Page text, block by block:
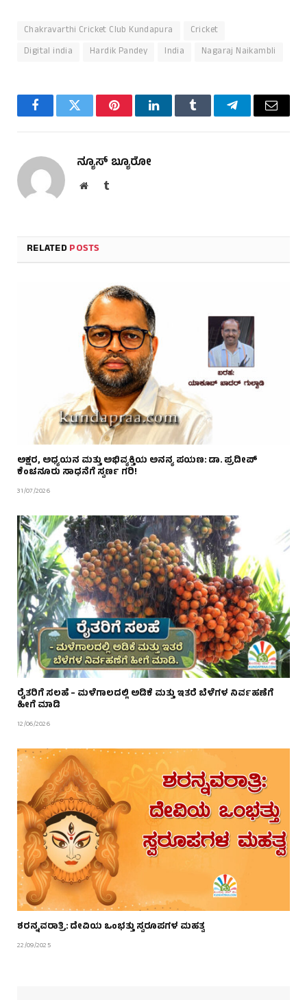
Chakravarthi Cricket Club Kundapura
Cricket
Digital india
Hardik Pandey India Nagaraj Naikambli
FacebookTwitter PinterestLinkedInTumblr TelegramEmail
ನ್ಯೂಸ್ ಬ್ಯೂರೋ
WebsiteTumblr
RELATEDPOSTS
ಅಕ್ಷರ, ಅಧ್ಯಯನ ಮತ್ತು ಅಭಿವ್ಯಕ್ತಿಯ ಅನನ್ಯ ಪಯಣ: ಡಾ. ಪ್ರದೀಪ್
ಕೆಂಚನೂರು ಸಾಧನೆಗೆ ಸ್ವರ್ಣ ಗರಿ!
31/07/2026
ರೈತರಿಗೆ ಸಲಹೆ – ಮಳೆಗಾಲದಲ್ಲಿ ಅಡಿಕೆ ಮತ್ತು ಇತರೆ ಬೆಳೆಗಳ ನಿರ್ವಹಣೆಗೆ
ಹೀಗೆ ಮಾಡಿ
12/06/2026
ಶರನ್ನವರಾತ್ರಿ: ದೇವಿಯ ಒಂಭತ್ತು ಸ್ವರೂಪಗಳ ಮಹತ್ವ
22/09/2025